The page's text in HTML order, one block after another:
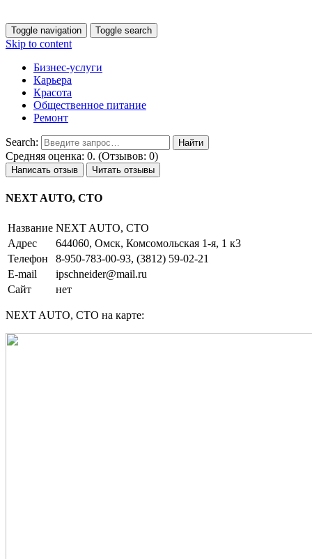
Toggle navigation Toggle search
Skip to content
Бизнес-услуги
Карьера
Красота
Общественное питание
Ремонт
Search:
Средняя оценка: 0. (Отзывов: 0)
Написать отзыв Читать отзывы
NEXT AUTO, СТО
Название NEXT AUTO, СТО
Адрес
644060, Омск, Комсомольская 1-я, 1 к3
Телефон
8-950-783-00-93, (3812) 59-02-21
E-mail
ipschneider@mail.ru
Сайт
нет
NEXT AUTO, СТО на карте: